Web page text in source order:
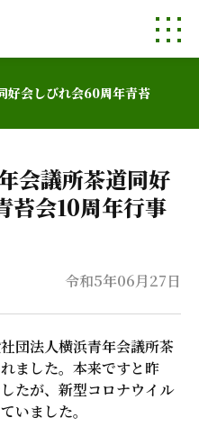
好会しびれ会60周年青苔
会議所茶道同好
苔会10周年行事
令和5年06月27日
団法人横浜青年会議所茶
ました。本来ですと昨
たが、新型コロナウイル
いました。